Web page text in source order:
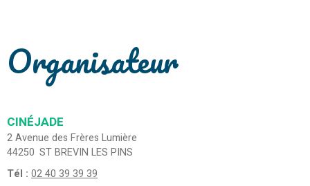
Organisateur
CINÉJADE
2 Avenue des Frères Lumière
44250 ST BREVIN LES PINS
Tél : 02 40 39 39 39